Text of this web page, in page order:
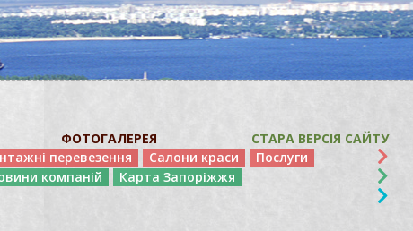
ФОТОГАЛЕРЕЯ
СТАРА ВЕРСІЯ САЙТУ
перевезення Салони краси
Послуги
компаній
Карта Запоріжжя